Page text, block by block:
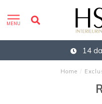
MENU
14
Home /